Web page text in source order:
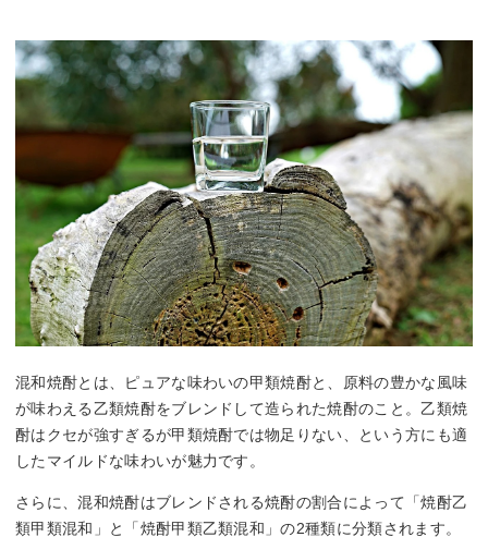
混和焼酎とは、ピュアな味わいの甲類焼酎と、原料の豊かな風味
が味わえる乙類焼酎をブレンドして造られた焼酎のこと。乙類焼
酎はクセが強すぎるが甲類焼酎では物足りない、という方にも適
したマイルドな味わいが魅力です。
さらに、混和焼酎はブレンドされる焼酎の割合によって「焼酎乙
類甲類混和」と「焼酎甲類乙類混和」の2種類に分類されます。